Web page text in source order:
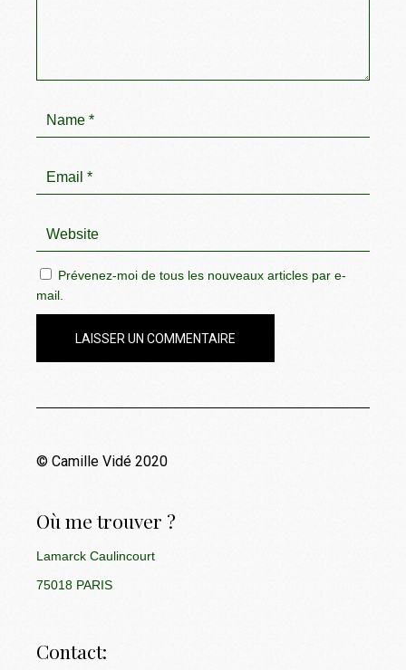
Prévenez-moi de tous les nouveaux articles par e-
mail.
LAISSER UN COMMENTAIRE
© Camille Vidé 2020
Où me trouver ?
Lamarck Caulincourt
75018 PARIS
Contact: